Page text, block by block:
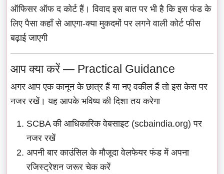
ऑफिसर ऑफ द कोर्ट हैं। विवाद इस बात पर भी है कि इस फंड के
लिए पैसा कहाँ से आएगा-क्या मुकदमों पर लगने वाली कोर्ट फीस
बढ़ाई जाएगी
आप क्या करें — Practical Guidance
अगर आप एक कानून के छात्र हैं या नए वकील हैं तो इस केस पर
नजर रखें। यह आपके भविष्य की दिशा तय करेगा
SCBA की आधिकारिक वेबसाइट (scbaindia.org) पर
नजर रखें
अपनी बार काउंसिल के मौजूदा वेलफेयर फंड में अपना
रजिस्ट्रेशन जरूर चेक करें